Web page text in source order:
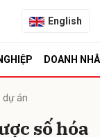
English
DOANH
dự án
số hóa